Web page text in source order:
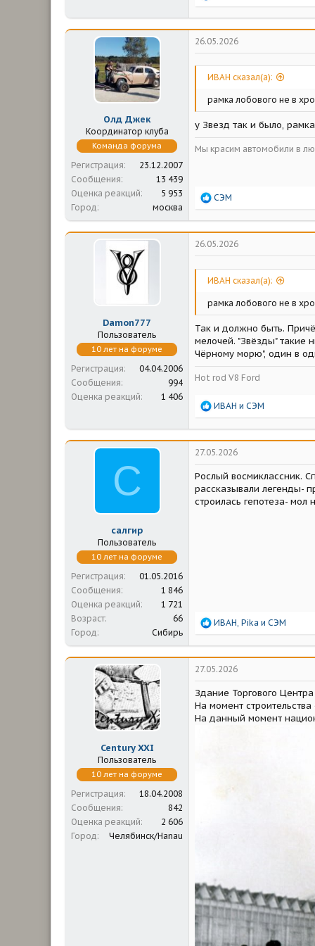
а
к
ц
:
Олд Джек
Координатор клуба
Команда форума
Регистрация
23.12.2007
Сообщения
13 439
Оценка реакций
5 953
Город
москва
26.05.2026
ИВАН сказал(а):
рамка лобового не в
у Звезд так и было,
Мы красим автомобили в
Р
а
к
ц
и
:
СЭМ
Damon777
Пользователь
10 лет на форуме
Регистрация
04.04.2006
Сообщения
994
Оценка реакций
1 406
26.05.2026
ИВАН сказал(а):
рамка лобового не в
Так и должно быть.
мелочей. "Звёзды" такие
Чёрному морю", один в
Hot rod V8 Ford
Р
а
к
ц
и
ИВАН и СЭМ
С
салгир
Пользователь
10 лет на форуме
Регистрация
01.05.2016
Сообщения
1 846
Оценка реакций
1 721
Возраст
66
Город
Сибирь
27.05.2026
Рослый восмиклассник.
рассказывали легенды-
строилась гепотеза- мол
Р
а
к
ц
и
и
ИВАН, Pika и СЭМ
Century XXI
Пользователь
10 лет на форуме
Регистрация
18.04.2008
Сообщения
842
Оценка реакций
2 606
Город
Челябинск/Hanau
27.05.2026
Здание Торгового
На момент
На данный момент